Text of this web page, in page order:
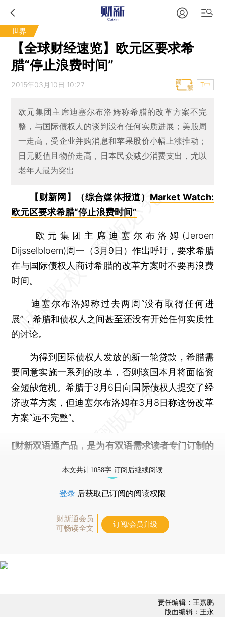
世界
【全球财经速览】欧元区要求希
腊“停止浪费时间”
2015年03月10日 10:27 T中
欧元集团主席迪塞尔布洛姆称希腊的改革方案不完
整，与国际债权人的谈判没有任何实质进展；美股周
一走高，受企业并购消息和苹果股价小幅上涨推动；
日元贬值且物价走高，日本民众减少消费支出，尤以
老年人最为突出
【财新网】（综合媒体报道） Market Watch:
欧元区要求希腊“停止浪费时间”
欧元集团主席迪塞尔布洛姆(Jeroen
Dijsselbloem)周一（3月9日）作出呼吁，要求希腊
在与国际债权人商讨希腊的改革方案时不要再浪费
时间。
迪塞尔布洛姆称过去两周“没有取得任何进
展”，希腊和债权人之间甚至还没有开始任何实质性
的讨论。
为得到国际债权人发放的新一轮贷款，希腊需
要同意实施一系列的改革，否则该国本月将面临资
金短缺危机。希腊于3月6日向国际债权人提交了经
济改革方案，但迪塞尔布洛姆在3月8日称这份改革
方案“远不完整”。
[财新双语通产品，是为有双语需求读者专门订制的
本文共计1058字 订阅后继续阅读
登录 后获取已订阅的阅读权限
财新通会员
可畅读全文
订阅/会员升级
责任编辑：王嘉鹏
版面编辑：王永